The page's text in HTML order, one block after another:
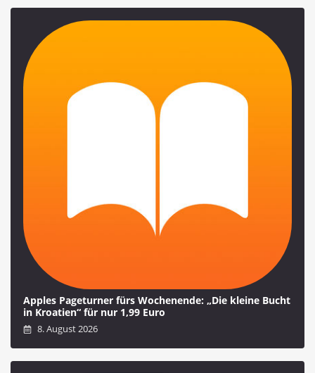
Apples Pageturner fürs Wochenende: „Die kleine Bucht
in Kroatien“ für nur 1,99 Euro
8. August 2026